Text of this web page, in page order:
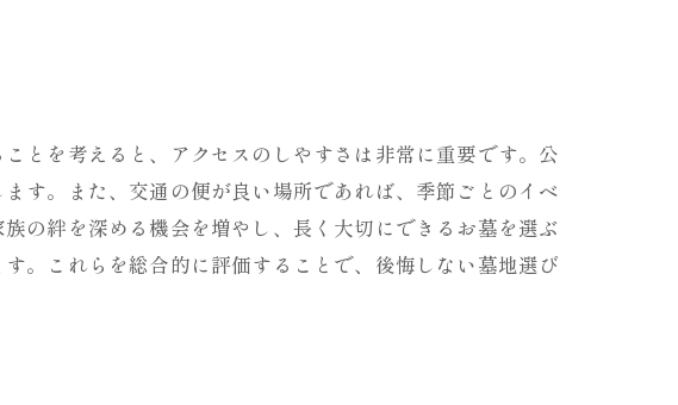
とを考えると、アクセスのしやすさは非常に重要です。公
す。また、交通の便が良い場所であれば、季節ごとのイベ
の絆を深める機会を増やし、長く大切にできるお墓を選ぶ
。これらを総合的に評価することで、後悔しない墓地選び